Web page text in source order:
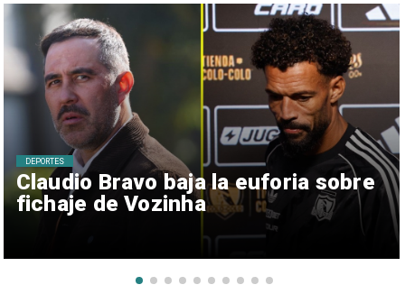
Claudio Bravo baja la euforia sobre
fichaje de Vozinha
DEPORTES